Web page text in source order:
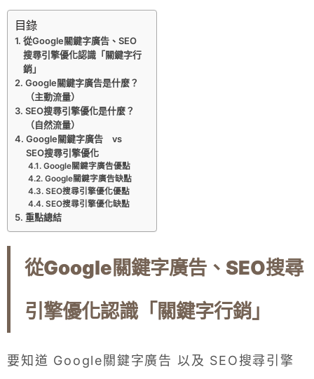
目錄
從Google關鍵字廣告、SEO
搜尋引擎優化認識「關鍵字行
銷」
Google關鍵字廣告是什麼？
（主動流量）
SEO搜尋引擎優化是什麼？
（自然流量）
Google關鍵字廣告 vs
SEO搜尋引擎優化
Google關鍵字廣告優點
Google關鍵字廣告缺點
SEO搜尋引擎優化優點
SEO搜尋引擎優化缺點
重點總結
從Google關鍵字廣告、SEO搜尋
引擎優化認識「關鍵字行銷」
要知道 Google關鍵字廣告 以及 SEO搜尋引擎